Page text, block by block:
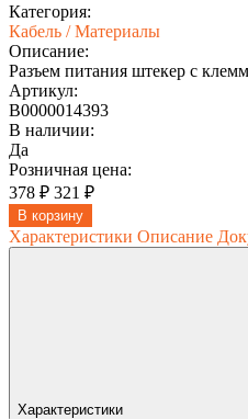
Категория:
Кабель / Материалы
Описание:
Разъем питания штекер с
Артикул:
В0000014393
В наличии:
Да
Розничная цена:
378 ₽ 321 ₽
В корзину
Характеристики Описание
Характеристики